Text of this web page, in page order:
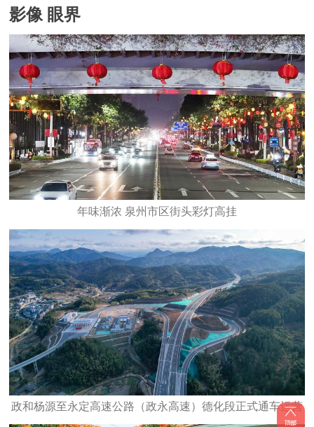
影像 眼界
年味渐浓 泉州市区街头彩灯高挂
政和杨源至永定高速公路（政永高速）德化段正式通车运营